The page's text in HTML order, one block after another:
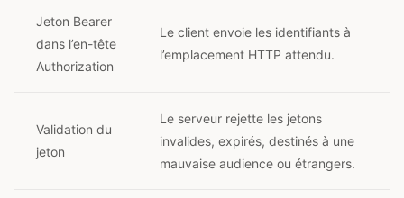
Jeton Bearer
dans l’en-tête
Authorization
Le client envoie les identifiants à
l’emplacement HTTP attendu.
Validation du
jeton
Le serveur rejette les jetons
invalides, expirés, destinés à une
mauvaise audience ou étrangers.